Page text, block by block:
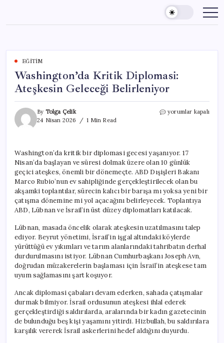
content
EĞITIM
Washington’da Kritik Diplomasi:
Ateşkesin Geleceği Belirleniyor
By Tolga Çelik
24 Nisan 2026
1 Min Read
Washington’da
Belirleniyor
için
yorumlar kapalı
Washington’da kritik bir diplomasi gecesi yaşanıyor. 17
Nisan’da başlayan ve süresi dolmak üzere olan 10 günlük
geçici ateşkes, önemli bir dönemeçte. ABD Dışişleri Bakanı
Marco Rubio’nun ev sahipliğinde gerçekleştirilecek olan bu
akşamki toplantılar, sürecin kalıcı bir barışa mı yoksa yeni bir
çatışma dönemine mi yol açacağını belirleyecek. Toplantıya
ABD, Lübnan ve İsrail’in üst düzey diplomatları katılacak.
Lübnan, masada öncelik olarak ateşkesin uzatılmasını talep
ediyor. Beyrut yönetimi, İsrail’in işgal altındaki köylerde
yürüttüğü ev yıkımları ve tarım alanlarındaki tahribatın derhal
durdurulmasını istiyor. Lübnan Cumhurbaşkanı Joseph Avn,
doğrudan müzakerelerin başlaması için İsrail’in ateşkese tam
uyum sağlamasını şart koşuyor.
Ancak diplomasi çabaları devam ederken, sahada çatışmalar
durmak bilmiyor. İsrail ordusunun ateşkesi ihlal ederek
gerçekleştirdiği saldırılarda, aralarında bir kadın gazetecinin
de bulunduğu beş kişi yaşamını yitirdi. Hizbullah, bu saldırılara
karşılık vererek İsrail askerlerini hedef aldığını duyurdu.